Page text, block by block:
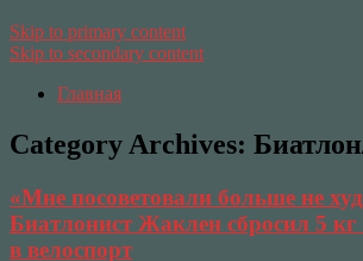
Skip to primary content
Skip to secondary content
Главная
Category Archives:
«Мне посоветовали больше не
Биатлонист Жаклен сбросил 5 кг
в велоспорт